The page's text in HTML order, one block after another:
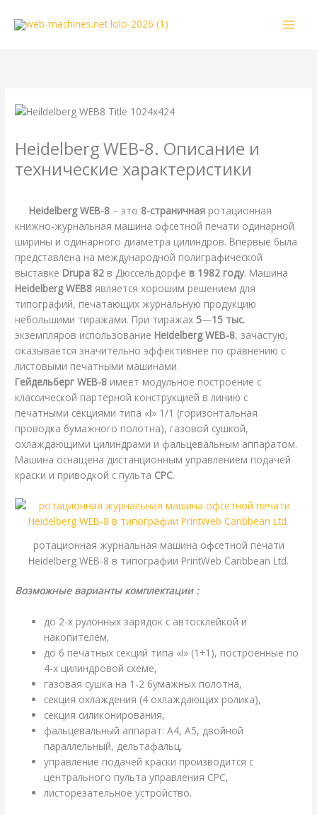
Heidelberg WEB-8. Описание и
технические характеристики
Heidelberg WEB-8 – это 8-страничная ротационная
книжно-журнальная машина офсетной печати одинарной
ширины и одинарного диаметра цилиндров. Впервые была
представлена на международной полиграфической
выставке Drupa 82 в Дюссельдорфе в 1982 году. Машина
Heidelberg WEB8 является хорошим решением для
типографий, печатающих журнальную продукцию
небольшими тиражами. При тиражах 5—15 тыс.
экземпляров использование Heidelberg WEB-8, зачастую,
оказывается значительно эффективнее по сравнению с
листовыми печатными машинами.
Гейдельберг WEB-8 имеет модульное построение с
классической партерной конструкцией в линию с
печатными секциями типа «I» 1/1 (горизонтальная
проводка бумажного полотна), газовой сушкой,
охлаждающими цилиндрами и фальцевальным аппаратом.
Машина оснащена дистанционным управлением подачей
краски и приводкой с пульта СРС.
ротационная журнальная машина офсетной печати
Heidelberg WEB-8 в типографии PrintWeb Caribbean Ltd.
Возможные варианты комплектации :
до 2-х рулонных зарядок с автосклейкой и
накопителем,
до 6 печатных секций типа «I» (1+1), построенные по
4-х цилиндровой схеме,
газовая сушка на 1-2 бумажных полотна,
секция охлаждения (4 охлаждающих ролика),
секция силиконирования,
фальцевальный аппарат: А4, А5, двойной
параллельный, дельтафальц,
управление подачей краски производится с
центрального пульта управления CPC,
листорезательное устройство.